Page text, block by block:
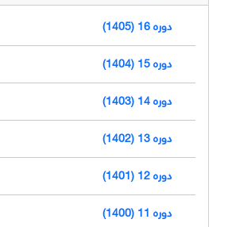
دوره 16 (1405)
دوره 15 (1404)
دوره 14 (1403)
دوره 13 (1402)
دوره 12 (1401)
دوره 11 (1400)